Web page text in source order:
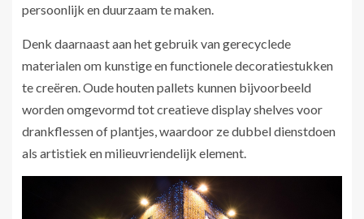
persoonlijk en duurzaam te maken.
Denk daarnaast aan het gebruik van gerecyclede
materialen om kunstige en functionele decoratiestukken
te creëren. Oude houten pallets kunnen bijvoorbeeld
worden omgevormd tot creatieve display shelves voor
drankflessen of plantjes, waardoor ze dubbel dienstdoen
als artistiek en milieuvriendelijk element.